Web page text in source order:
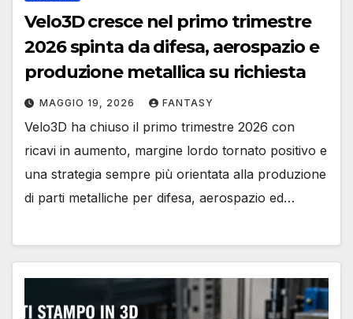
Velo3D cresce nel primo trimestre
2026 spinta da difesa, aerospazio e
produzione metallica su richiesta
MAGGIO 19, 2026 FANTASY
Velo3D ha chiuso il primo trimestre 2026 con
ricavi in aumento, margine lordo tornato positivo e
una strategia sempre più orientata alla produzione
di parti metalliche per difesa, aerospazio ed…